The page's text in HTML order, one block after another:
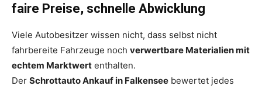
faire Preise, schnelle Abwicklung
Viele Autobesitzer wissen nicht, dass selbst nicht
fahrbereite Fahrzeuge noch verwertbare Materialien mit
echtem Marktwert enthalten.
Der Schrottauto Ankauf in Falkensee bewertet jedes